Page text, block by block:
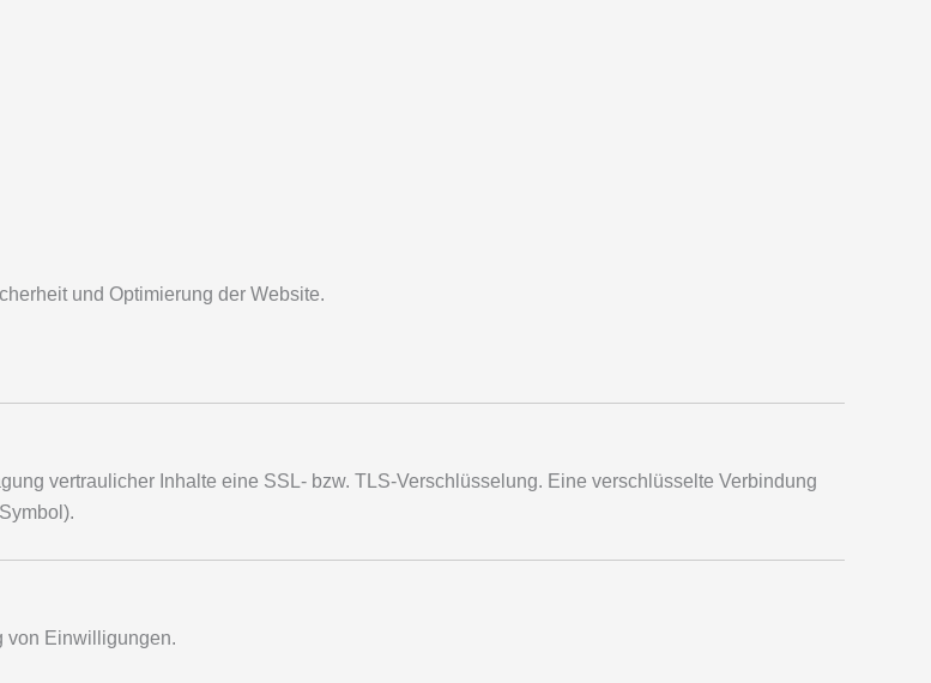
und Optimierung der Website.
vertraulicher Inhalte eine SSL- bzw. TLS-Verschlüsselung. Eine verschlüsselte Verbindung
von Einwilligungen.